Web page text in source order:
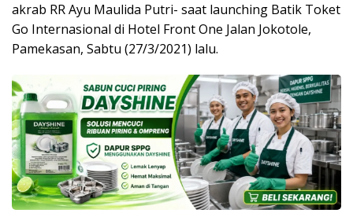
akrab RR Ayu Maulida Putri- saat launching Batik Toket
Go Internasional di Hotel Front One Jalan Jokotole,
Pamekasan, Sabtu (27/3/2021) lalu.